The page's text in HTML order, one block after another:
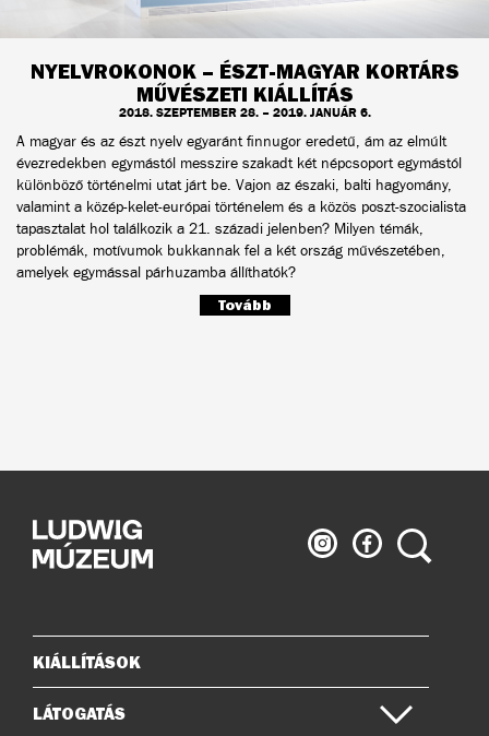
NYELVROKONOK – ÉSZT-MAGYAR KORTÁRS
MŰVÉSZETI KIÁLLÍTÁS
2018. SZEPTEMBER 28. – 2019. JANUÁR 6.
A magyar és az észt nyelv egyaránt finnugor eredetű, ám az elmúlt
évezredekben egymástól messzire szakadt két népcsoport egymástól
különböző történelmi utat járt be. Vajon az északi, balti hagyomány,
valamint a közép-kelet-európai történelem és a közös poszt-szocialista
tapasztalat hol találkozik a 21. századi jelenben? Milyen témák,
problémák, motívumok bukkannak fel a két ország művészetében,
amelyek egymással párhuzamba állíthatók?
Tovább
Ludwig
Múzeum
Ludwig
Múzeum
Keresés
Oldaltérkép
KIÁLLÍTÁSOK
LÁTOGATÁS